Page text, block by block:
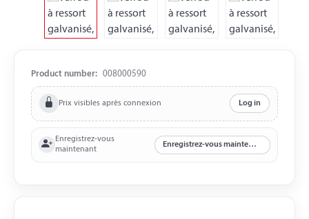
Product number: 008000590
Prix visibles après connexion Log in
Enregistrez-vous
maintenant
Enregistrez-vous maintenant